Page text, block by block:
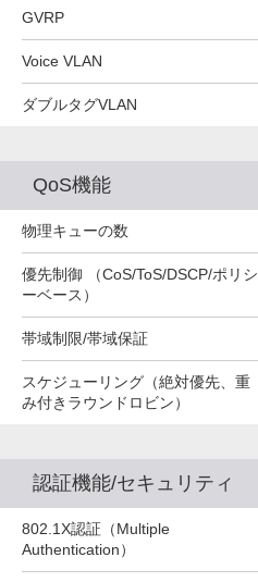
GVRP
Voice VLAN
ダブルタグVLAN
QoS機能
物理キューの数
優先制御 （CoS/ToS/DSCP/ポリシ
ーベース）
帯域制限/帯域保証
スケジューリング（絶対優先、重
み付きラウンドロビン）
認証機能/セキュリティ
802.1X認証（Multiple
Authentication）